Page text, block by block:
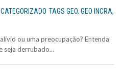
TAGS GEO, GEO INCRA,
ou uma preocupação? Entenda
seja derrubado...